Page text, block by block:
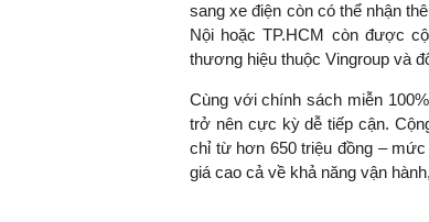
sang xe điện còn có thể nhận
Nội hoặc TP.HCM còn được
thương hiệu thuộc Vingroup và
Cùng với chính sách miễn
trở nên cực kỳ dễ tiếp cận.
chỉ từ hơn 650 triệu đồng –
giá cao cả về khả năng vận